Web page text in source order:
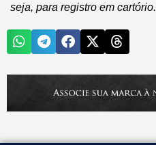
seja, para registro em cartório.